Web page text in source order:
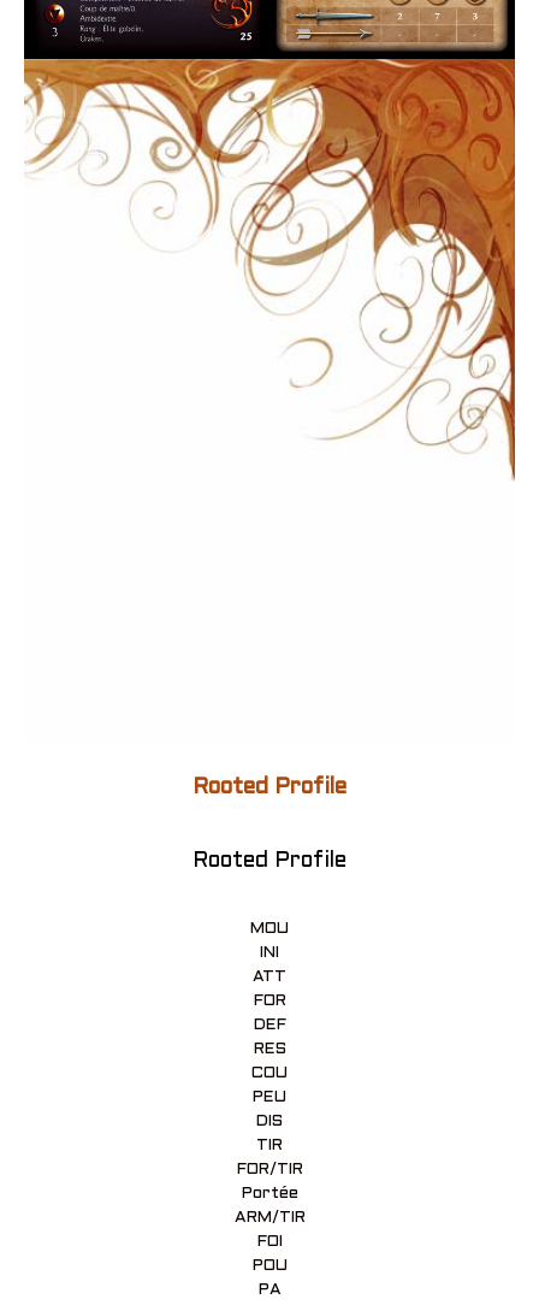
Rooted Profile
Rooted Profile
MOU
INI
ATT
FOR
DEF
RES
COU
PEU
DIS
TIR
FOR/TIR
Portée
ARM/TIR
FOI
POU
PA